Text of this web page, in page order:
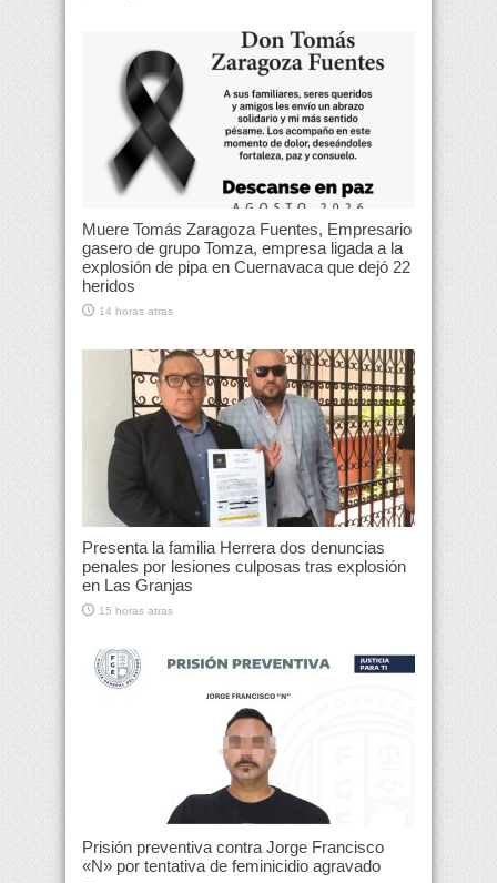
Muere Tomás Zaragoza Fuentes, Empresario
gasero de grupo Tomza, empresa ligada a la
explosión de pipa en Cuernavaca que dejó 22
heridos
14 horas atras
Presenta la familia Herrera dos denuncias
penales por lesiones culposas tras explosión
en Las Granjas
15 horas atras
Prisión preventiva contra Jorge Francisco
«N» por tentativa de feminicidio agravado